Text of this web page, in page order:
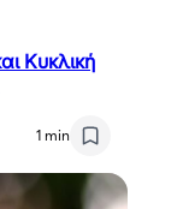
Κυκλική
1 min